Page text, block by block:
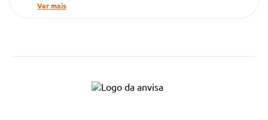
Ver mais